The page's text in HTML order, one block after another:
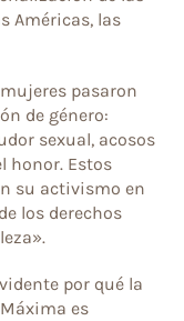
Américas, las
pasaron
de género:
sexual, acosos
honor. Estos
su activismo en
los derechos
por qué la
es